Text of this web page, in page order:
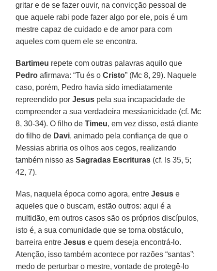
gritar e de se fazer ouvir, na convicção pessoal de
que aquele rabi pode fazer algo por ele, pois é um
mestre capaz de cuidado e de amor para com
aqueles com quem ele se encontra.
Bartimeu repete com outras palavras aquilo que
Pedro afirmava: “Tu és oCristo” (Mc 8, 29). Naquele
caso, porém, Pedro havia sido imediatamente
repreendido porJesus pela sua incapacidade de
compreender a sua verdadeira messianicidade (cf. Mc
8, 30-34). O filho deTimeu, em vez disso, está diante
do filho de Davi, animado pela confiança de que o
Messias abriria os olhos aos cegos, realizando
também nisso asSagradas Escrituras (cf. Is 35, 5;
42, 7).
Mas, naquela época como agora, entreJesus e
aqueles que o buscam, estão outros: aqui é a
multidão, em outros casos são os próprios discípulos,
isto é, a sua comunidade que se torna obstáculo,
barreira entreJesus e quem deseja encontrá-lo.
Atenção, isso também acontece por razões “santas”:
medo de perturbar o mestre, vontade de protegê-lo